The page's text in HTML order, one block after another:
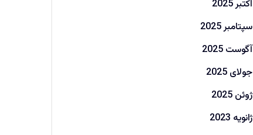
اکتبر 2025
سپتامبر 2025
آگوست 2025
جولای 2025
ژوئن 2025
ژانویه 2023